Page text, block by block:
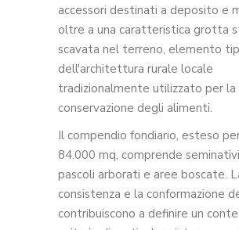
accessori destinati a deposito e
oltre a una caratteristica grotta
scavata nel terreno, elemento
dell'architettura rurale locale
tradizionalmente utilizzato per la
conservazione degli alimenti.
Il compendio fondiario, esteso
84.000 mq, comprende
pascoli arborati e aree boscate.
consistenza e la conformazione
contribuiscono a definire un